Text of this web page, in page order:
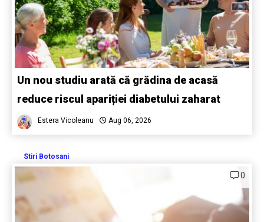
Un nou studiu arată că grădina de acasă
reduce riscul apariției diabetului zaharat
Estera Vicoleanu Aug 06, 2026
Stiri Botosani
0